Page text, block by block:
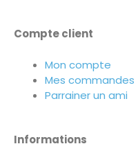
Compte client
Mon compte
Mes commandes
Parrainer un ami
Informations